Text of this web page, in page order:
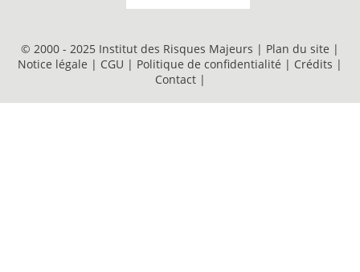
© 2000 - 2025 Institut des Risques Majeurs | Plan du site |
Notice légale | CGU | Politique de confidentialité | Crédits |
Contact |